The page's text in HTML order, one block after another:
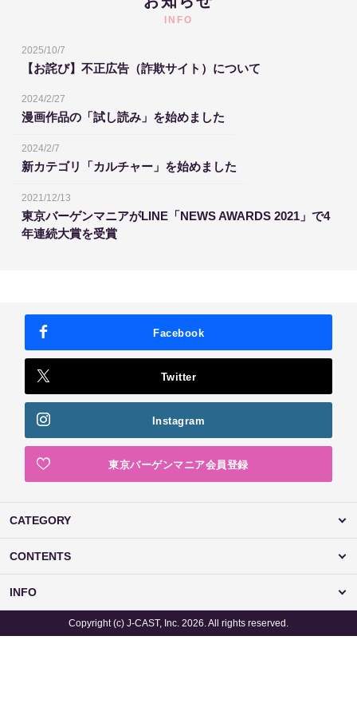
INFO
2025/10/7
【お詫び】不正広告（詐欺サイト）について
2024/2/27
漫画作品の「試し読み」を始めました
2024/2/7
新カテゴリ「カルチャー」を始めました
2021/12/13
東京バーゲンマニアがLINE「NEWS AWARDS 2021」で4
年連続大賞を受賞
Facebook
Twitter
Instagram
東京バーゲンマニア会員登録
CATEGORY
CONTENTS
INFO
Copyright (c) J-CAST, Inc. 2026. All rights reserved.